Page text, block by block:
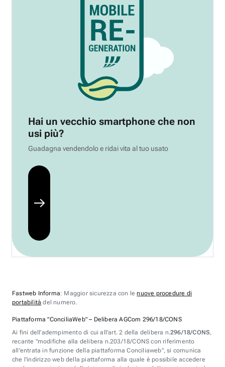
Hai un vecchio smartphone che non
usi più?
Guadagna vendendolo e ridai vita al tuo usato
Fastweb Informa: Maggior sicurezza con lenuove procedure di
portabilità del numero.
Piattaforma "ConciliaWeb" – Delibera AGCom 296/18/CONS
Ai fini dell'adempimento di cui all'art. 2 della delibera n.296/18/CONS,
recante "modifiche alla delibera n.203/18/CONS con riferimento
all'entrata in funzione della piattaforma Conciliaweb", si comunica
che l'indirizzo web della piattaforma alla quale è possibile accedere